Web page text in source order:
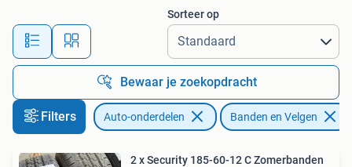
Alle afstanden…
Sorteer op
Bewaar je zoekopdracht
Filters Auto-onderdelen Banden en Velgen
2 x Security 185-60-12 C Zomerbanden